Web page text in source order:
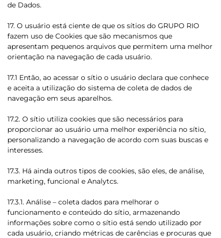
de Dados.
17. O usuário está ciente de que os sítios do GRUPO RIO
fazem uso de Cookies que são mecanismos que
apresentam pequenos arquivos que permitem uma melhor
orientação na navegação de cada usuário.
17.1 Então, ao acessar o sítio o usuário declara que conhece
e aceita a utilização do sistema de coleta de dados de
navegação em seus aparelhos.
17.2. O sítio utiliza cookies que são necessários para
proporcionar ao usuário uma melhor experiência no sítio,
personalizando a navegação de acordo com suas buscas e
interesses.
17.3. Há ainda outros tipos de cookies, são eles, de análise,
marketing, funcional e Analytcs.
17.3.1. Análise – coleta dados para melhorar o
funcionamento e conteúdo do sítio, armazenando
informações sobre como o sítio está sendo utilizado por
cada usuário, criando métricas de carências e procuras que